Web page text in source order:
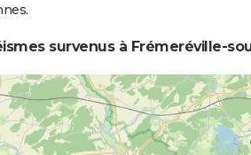
survenus à Frémeréville-